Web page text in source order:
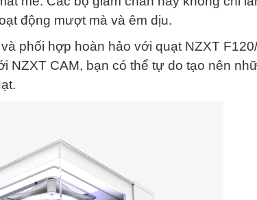
động mượt mà và êm dịu.
phối hợp hoàn hảo với quạt NZXT
NZXT CAM, bạn có thể tự do tạo nên